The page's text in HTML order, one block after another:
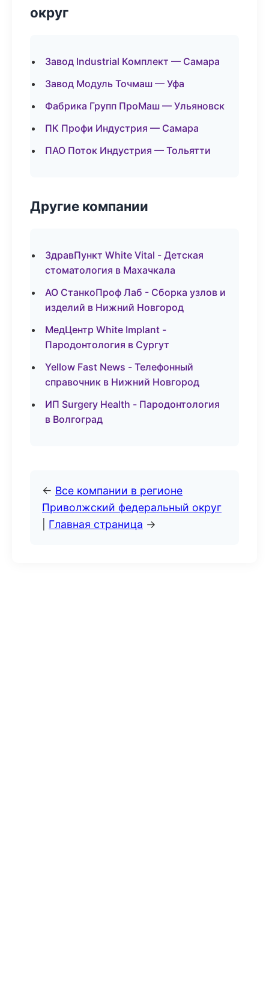
округ
Завод Industrial Комплект — Самара
Завод Модуль Точмаш — Уфа
Фабрика Групп ПроМаш — Ульяновск
ПК Профи Индустрия — Самара
ПАО Поток Индустрия — Тольятти
Другие компании
ЗдравПункт White Vital - Детская
стоматология в Махачкала
АО СтанкоПроф Лаб - Сборка узлов и
изделий в Нижний Новгород
МедЦентр White Implant -
Пародонтология в Сургут
Yellow Fast News - Телефонный
справочник в Нижний Новгород
ИП Surgery Health - Пародонтология
в Волгоград
← Все компании в регионе
Приволжский федеральный округ
Главная страница →